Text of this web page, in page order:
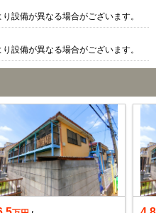
設備が異なる場合がございます。
設備が異なる場合がございます。